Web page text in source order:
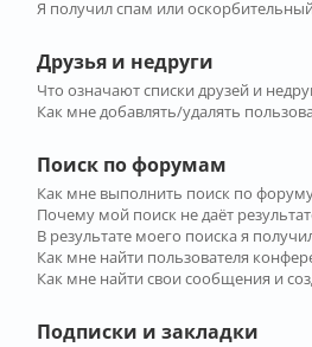
Я получил спам или
Друзья и недруги
Что означают списки друзей и
Как мне добавлять/удалять
Поиск по форумам
Как мне выполнить поиск по
Почему мой поиск не даёт
В результате моего поиска я
Как мне найти пользователя
Как мне найти свои сообщения и
Подписки и закладки